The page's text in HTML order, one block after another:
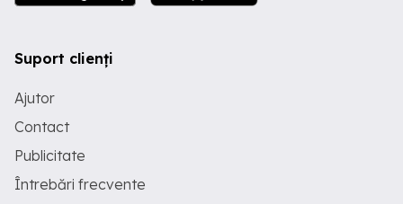
Suport clienți
Ajutor
Contact
Publicitate
Întrebări frecvente